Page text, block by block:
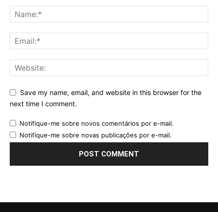
Save my name, email, and website in this browser for the
next time I comment.
Notifique-me sobre novos comentários por e-mail.
Notifique-me sobre novas publicações por e-mail.